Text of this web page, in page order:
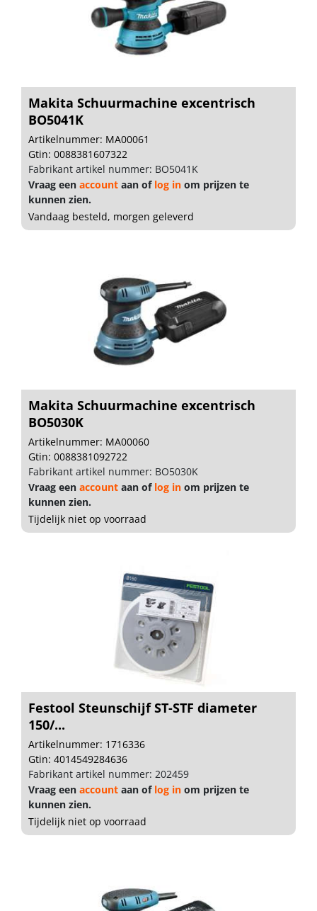
Makita Schuurmachine excentrisch
BO5041K
Artikelnummer: MA00061
Gtin: 0088381607322
Fabrikant artikel nummer: BO5041K
Vraag een account aan of log in om prijzen te
kunnen zien.
Vandaag besteld, morgen geleverd
Makita Schuurmachine excentrisch
BO5030K
Artikelnummer: MA00060
Gtin: 0088381092722
Fabrikant artikel nummer: BO5030K
Vraag een account aan of log in om prijzen te
kunnen zien.
Tijdelijk niet op voorraad
Festool Steunschijf ST-STF diameter
150/...
Artikelnummer: 1716336
Gtin: 4014549284636
Fabrikant artikel nummer: 202459
Vraag een account aan of log in om prijzen te
kunnen zien.
Tijdelijk niet op voorraad